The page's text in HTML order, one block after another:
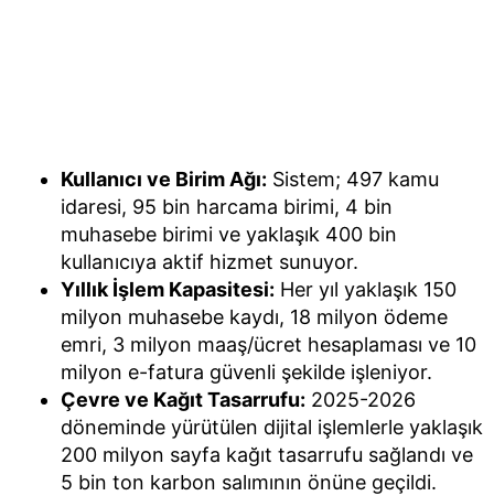
Kullanıcı ve Birim Ağı: Sistem; 497 kamu
idaresi, 95 bin harcama birimi, 4 bin
muhasebe birimi ve yaklaşık 400 bin
kullanıcıya aktif hizmet sunuyor.
Yıllık İşlem Kapasitesi: Her yıl yaklaşık 150
milyon muhasebe kaydı, 18 milyon ödeme
emri, 3 milyon maaş/ücret hesaplaması ve 10
milyon e-fatura güvenli şekilde işleniyor.
Çevre ve Kağıt Tasarrufu: 2025-2026
döneminde yürütülen dijital işlemlerle yaklaşık
200 milyon sayfa kağıt tasarrufu sağlandı ve
5 bin ton karbon salımının önüne geçildi.